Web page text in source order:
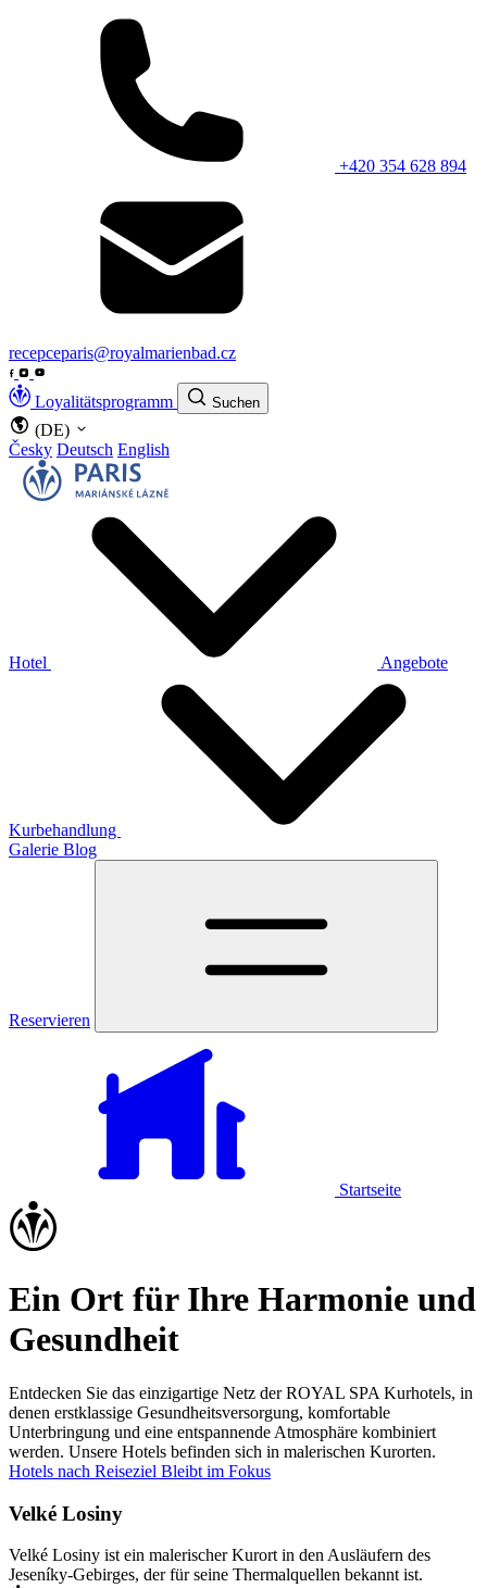
+420 354 628 894
recepceparis@royalmarienbad.cz
Loyalitätsprogramm Suchen
(DE)
Česky Deutsch English
Hotel Angebote
Kurbehandlung
Galerie Blog
Reservieren
Startseite
Ein Ort für Ihre Harmonie und
Gesundheit
Entdecken Sie das einzigartige Netz der ROYAL SPA Kurhotels, in
denen erstklassige Gesundheitsversorgung, komfortable
Unterbringung und eine entspannende Atmosphäre kombiniert
werden. Unsere Hotels befinden sich in malerischen Kurorten.
Hotels nach Reiseziel Bleibt im Fokus
Velké Losiny
Velké Losiny ist ein malerischer Kurort in den Ausläufern des
Jeseníky-Gebirges, der für seine Thermalquellen bekannt ist.